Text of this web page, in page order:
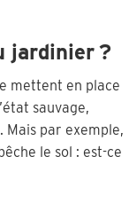
jardinier ?
mettent en place
sauvage,
Mais par exemple,
le sol : est-ce